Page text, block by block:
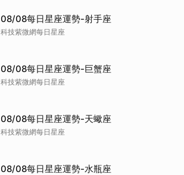
08/08每日星座運勢-射手座
科技紫微網每日星座
08/08每日星座運勢-巨蟹座
科技紫微網每日星座
08/08每日星座運勢-天蠍座
科技紫微網每日星座
08/08每日星座運勢-水瓶座